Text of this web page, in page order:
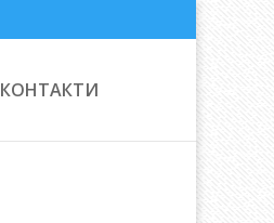
КОНТАКТИ